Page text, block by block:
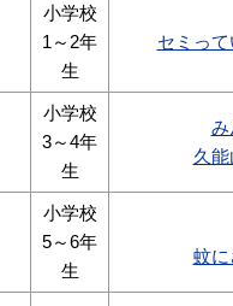
小学校
1～2年
生
セミっ
小学校
3～4年
生
み
久能
小学校
5～6年
生
蚊に